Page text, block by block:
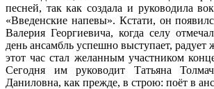
песней, так как создала и руководила
«Введенские напевы». Кстати, он
Валерия Георгиевича, когда селу
день ансамбль успешно выступает, радует
этот час стал желанным участником
Сегодня им руководит Татьяна
Даниловна, как прежде, в строю: поёт в